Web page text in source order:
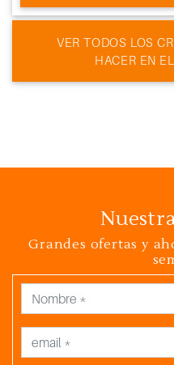
VER TODOS LOS
HACER EN
Grandes ofertas y